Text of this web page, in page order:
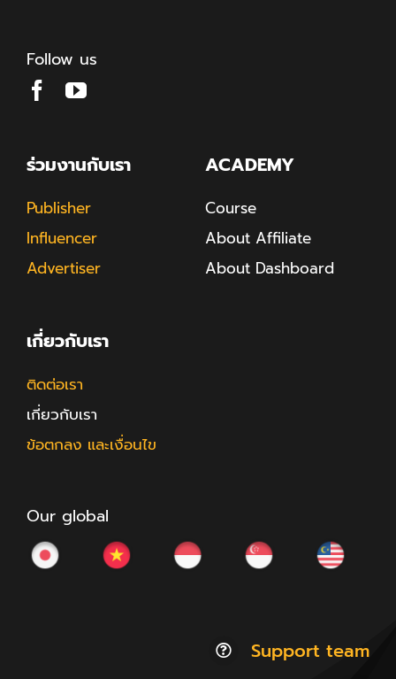
Follow us
ร่วมงานกับเรา
Publisher
Influencer
Advertiser
ACADEMY
Course
About Affiliate
About Dashboard
เกี่ยวกับเรา
ติดต่อเรา
เกี่ยวกับเรา
ข้อตกลง และเงื่อนไข
Our global
Support team